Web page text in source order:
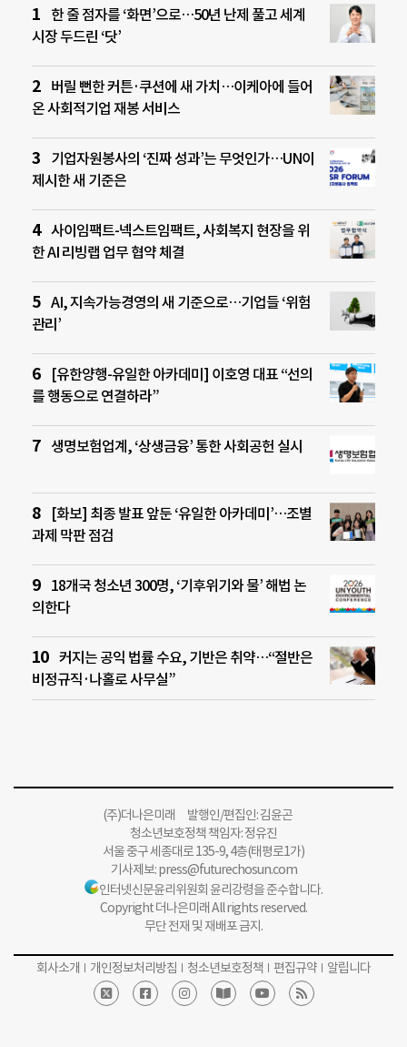
한 줄 점자를 ‘화면’으로…50년 난제 풀고 세계
시장 두드린 ‘닷’
버릴 뻔한 커튼·쿠션에 새 가치…이케아에 들어
온 사회적기업 재봉 서비스
기업자원봉사의 ‘진짜 성과’는 무엇인가…UN이
제시한 새 기준은
사이임팩트-넥스트임팩트, 사회복지 현장을 위
한 AI 리빙랩 업무 협약 체결
AI, 지속가능경영의 새 기준으로…기업들 ‘위험
관리’
[유한양행-유일한 아카데미] 이호영 대표 “선의
를 행동으로 연결하라”
생명보험업계, ‘상생금융’ 통한 사회공헌 실시
[화보] 최종 발표 앞둔 ‘유일한 아카데미’…조별
과제 막판 점검
18개국 청소년 300명, ‘기후위기와 물’ 해법 논
의한다
커지는 공익 법률 수요, 기반은 취약…“절반은
비정규직·나홀로 사무실”
(주)더나은미래 발행인/편집인: 김윤곤
청소년보호정책 책임자: 정유진
서울 중구 세종대로 135-9, 4층(태평로1가)
기사제보:press@futurechosun.com
인터넷신문윤리위원회 윤리강령을 준수합니다.
Copyright 더나은미래 All rights reserved.
무단 전재 및 재배포 금지.
회사소개 개인정보처리방침 청소년보호정책 편집규약 알립니다